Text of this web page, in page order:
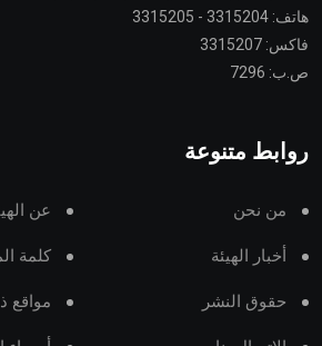
هاتف: 3315204 - 3315205
فاكس: 3315207
ص.ب: 7296
روابط متنوعة
من نحن عن
أخبار الهيئة كلمة
حقوق النشر مواقع